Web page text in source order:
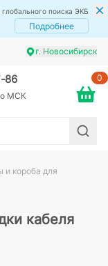
поиска ЭКБ
Подробнее
г. Новосибирск
86
МСК
0
и короба для
кабеля